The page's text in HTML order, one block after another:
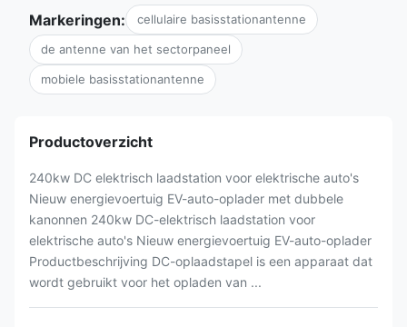
Markeringen: cellulaire basisstationantenne
de antenne van het sectorpaneel
mobiele basisstationantenne
Productoverzicht
240kw DC elektrisch laadstation voor elektrische auto's
Nieuw energievoertuig EV-auto-oplader met dubbele
kanonnen 240kw DC-elektrisch laadstation voor
elektrische auto's Nieuw energievoertuig EV-auto-oplader
Productbeschrijving DC-oplaadstapel is een apparaat dat
wordt gebruikt voor het opladen van ...